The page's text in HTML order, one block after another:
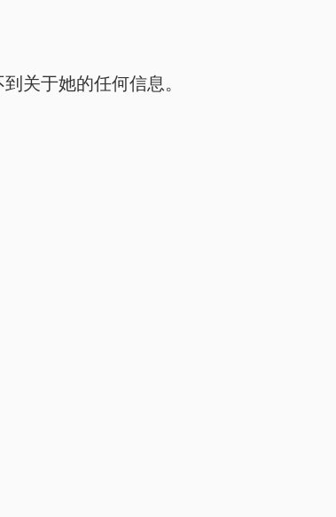
关于她的任何信息。